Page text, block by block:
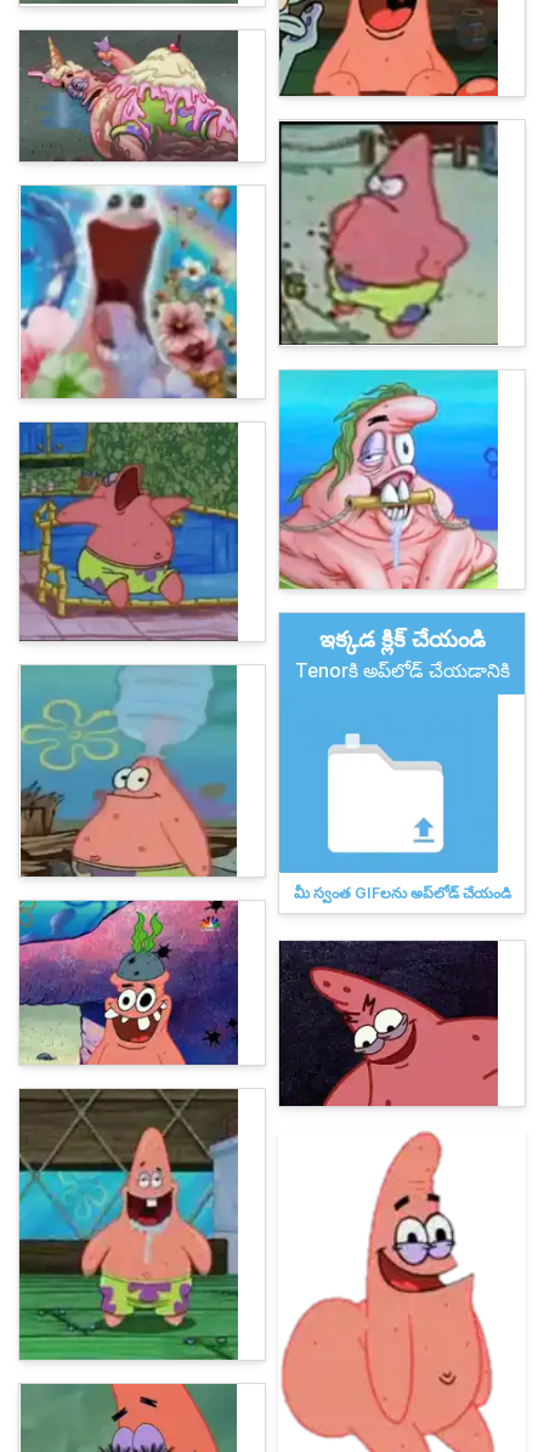
ఇక్కడ క్లిక్ చేయండి
Tenorకి అప్‌లోడ్ చేయడానికి
మీ స్వంత GIFలను అప్‌లోడ్ చేయండి